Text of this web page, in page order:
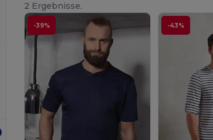
2 Ergebnisse.
-39% -43%